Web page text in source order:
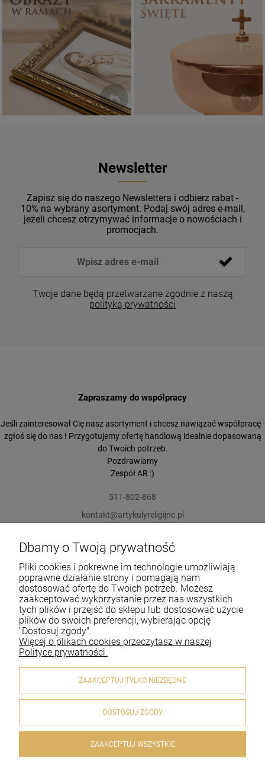
Obrazy religijne
PIĘKNE
WZORY
Sakramenty Święte
Newsletter
Zapisz się do naszego Newslettera i odbierz rabat -
10% na wybrany asortyment. Podaj swój adres e-mail,
jeżeli chcesz otrzymywać informacje o nowościach i
promocjach.
Twoje dane będą przetwarzane zgodnie z naszą
polityką prywatności
Zapraszamy do współpracy
Jeśli zainteresował Cię nasz asortyment i chcesz nawiązać współpracę -
zgłoś się do nas ! Przygotujemy ofertę handlową idealnie dopasowaną
do Twoich potrzeb.
Pozdrawiamy
Zespół AR :)
511-802-868
kontakt@artykulyreligijne.pl
Pomoc
Moje konto
Płatności i dostawa
Informacje
O nas
© 2020 artykulyreligijne.pl . Wszelkie prawa zastrzeżone.
Styl graficzny i aplikacje ShopGadget.pl
Sklep internetowy
Dbamy o Twoją prywatność
Pliki cookies i pokrewne im technologie umożliwiają
poprawne działanie strony i pomagają nam
dostosować ofertę do Twoich potrzeb. Możesz
zaakceptować wykorzystanie przez nas wszystkich
tych plików i przejść do sklepu lub dostosować użycie
plików do swoich preferencji, wybierając opcję
"Dostosuj zgody".
Więcej o plikach cookies przeczytasz w naszej
Polityce prywatności.
ZAAKCEPTUJ TYLKO NIEZBĘDNE
DOSTOSUJ ZGODY
ZAAKCEPTUJ WSZYSTKIE